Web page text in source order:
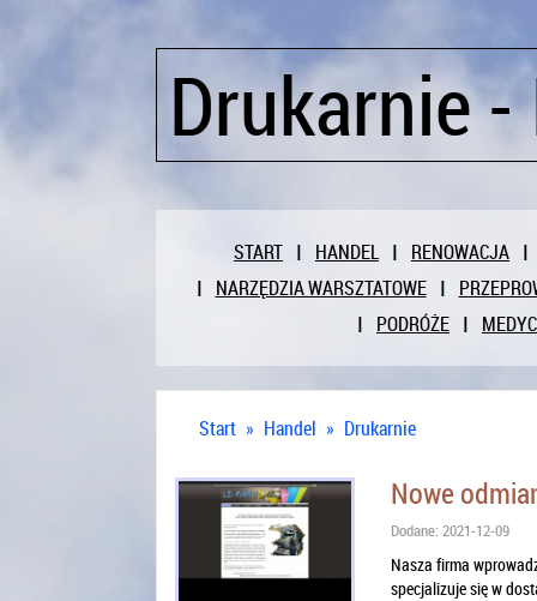
Drukarnie
START HANDEL
RENOWACJA
NARZĘDZIA WARSZTATOWE
PODRÓŻE
Start » Handel » Drukarnie
Nowe
Dodane: 2021-12-09
Nasza firma
specjalizuje się w